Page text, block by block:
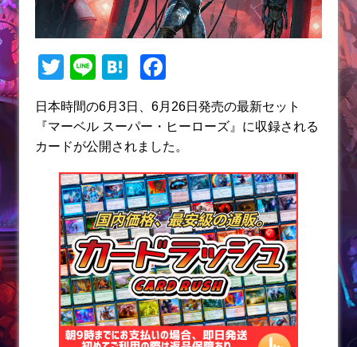
T
w
itt
er
Li
n
e
H
at
e
n
a
a
c
e
b
o
o
k
日本時間の6月3日、6月26日発売の最新セット
『マーベル スーパー・ヒーローズ』に収録される
カードが公開されました。